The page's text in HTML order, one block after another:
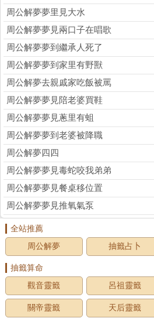
周公解夢夢里見大水
周公解夢夢見兩口子在唱歌
周公解夢夢到繼承人死了
周公解夢夢到家里有野獸
周公解夢去親戚家吃飯被罵
周公解夢夢見陪老婆買鞋
周公解夢夢見蔥里有蛆
周公解夢夢到老婆被降職
周公解夢四四
周公解夢夢見毒蛇咬我弟弟
周公解夢夢見餐桌移位置
周公解夢夢見推氧氣泵
全站推薦
周公解夢
抽籤占卜
抽籤算命
觀音靈籤
呂祖靈籤
關帝靈籤 天后靈籤